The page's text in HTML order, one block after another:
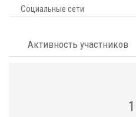
Социальные сети
Активность участников
1